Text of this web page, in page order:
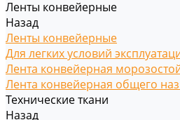
Ленты конвейерные
Назад
Ленты конвейерные
Для легких условий
Лента конвейерная
Лента конвейерная общего
Технические ткани
Назад